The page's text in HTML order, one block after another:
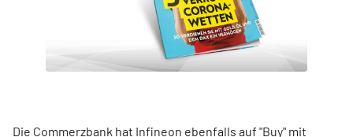
Die Commerzbank hat Infineon ebenfalls auf "Buy" mit